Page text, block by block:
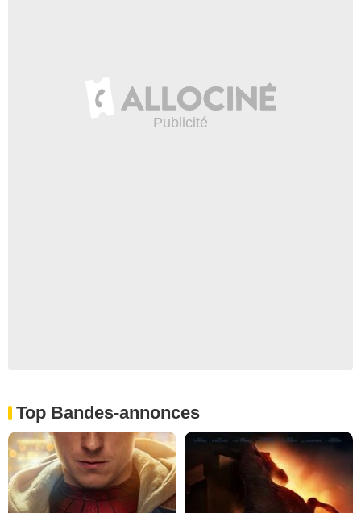
Top Bandes-annonces